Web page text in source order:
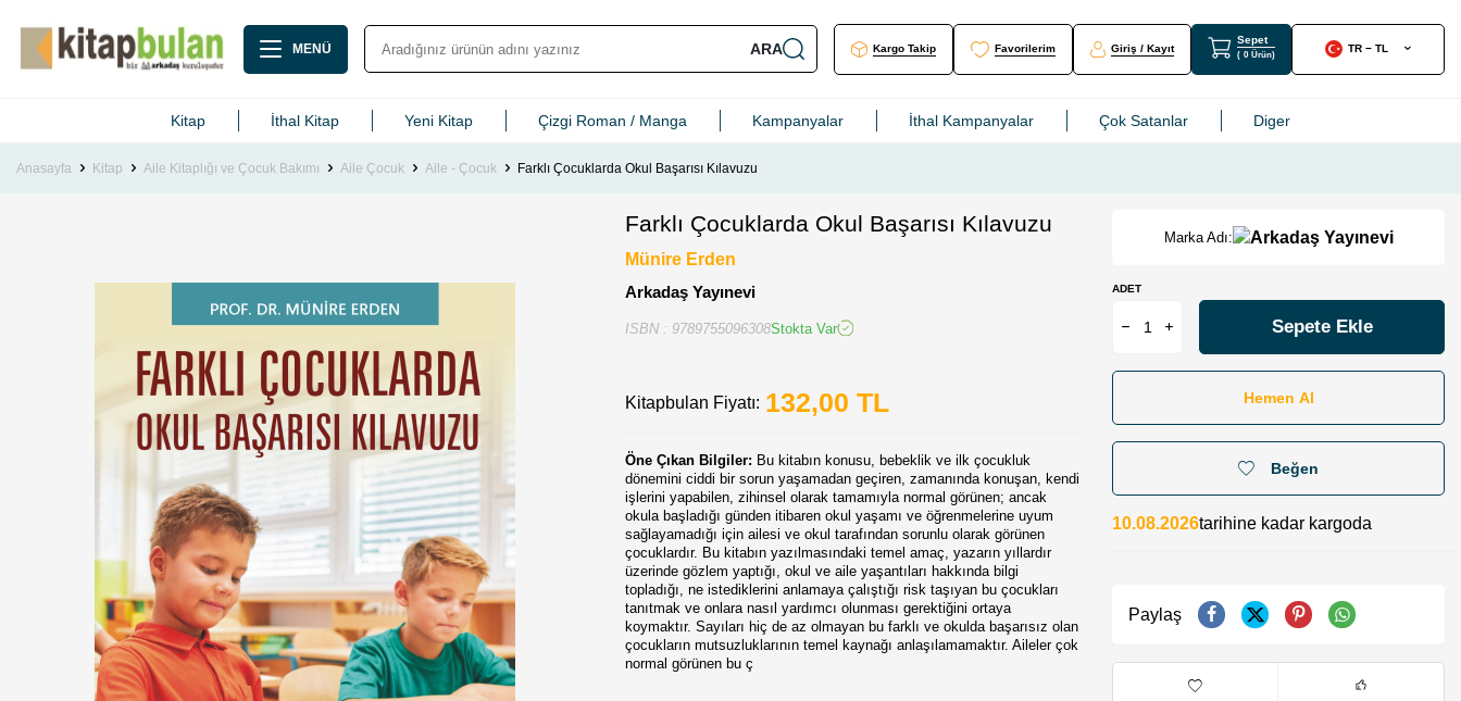
MENÜ ARA Kargo Takip Favorilerim Giriş / Kayıt
Sepet
( 0 Ürün)
TR − TL
Kitap İthal Kitap Yeni Kitap Çizgi Roman / Manga Kampanyalar İthal Kampanyalar Çok Satanlar Diger
Anasayfa Kitap Aile Kitaplığı ve Çocuk Bakımı Aile Çocuk Aile - Çocuk Farklı Çocuklarda Okul Başarısı Kılavuzu
Farklı Çocuklarda Okul Başarısı Kılavuzu
Münire Erden
Arkadaş Yayınevi
ISBN : 9789755096308Stokta Var
Kitapbulan Fiyatı: 132,00 TL
Öne Çıkan Bilgiler: Bu kitabın konusu, bebeklik ve ilk çocukluk
dönemini ciddi bir sorun yaşamadan geçiren, zamanında konuşan, kendi
işlerini yapabilen, zihinsel olarak tamamıyla normal görünen; ancak
okula başladığı günden itibaren okul yaşamı ve öğrenmelerine uyum
sağlayamadığı için ailesi ve okul tarafından sorunlu olarak görünen
çocuklardır. Bu kitabın yazılmasındaki temel amaç, yazarın yıllardır
üzerinde gözlem yaptığı, okul ve aile yaşantıları hakkında bilgi
topladığı, ne istediklerini anlamaya çalıştığı risk taşıyan bu çocukları
tanıtmak ve onlara nasıl yardımcı olunması gerektiğini ortaya
koymaktır. Sayıları hiç de az olmayan bu farklı ve okulda başarısız olan
çocukların mutsuzluklarının temel kaynağı anlaşılamamaktır. Aileler çok
normal görünen bu ç
Marka Adı:
ADET
Sepete Ekle
Hemen Al
Beğen
10.08.2026tarihine kadar kargoda
Paylaş